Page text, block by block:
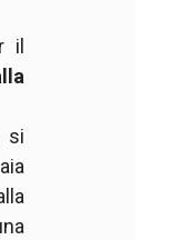
il
si